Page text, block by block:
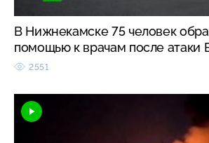
В Нижнекамске 75 человек
помощью к врачам после атаки
2551